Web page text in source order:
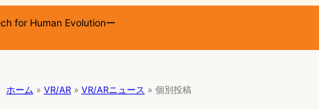
for Human Evolutionー
ホーム » VR/AR » VR/ARニュース » 個別投稿